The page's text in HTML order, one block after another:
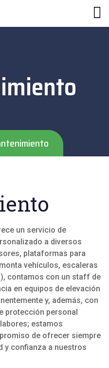
un servicio de
a diversos
plataformas para
vehículos, escaleras
contamos con un staff de
en equipos de elevación
y, además, con
protección personal
estamos
de ofrecer siempre
y confianza a nuestros